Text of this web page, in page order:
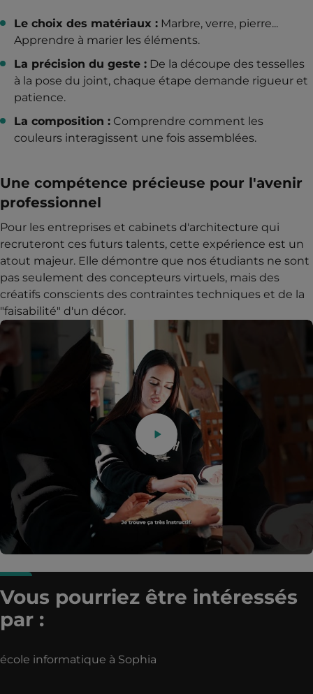
Le choix des matériaux : Marbre, verre, pierre...
Apprendre à marier les éléments.
La précision du geste : De la découpe des tesselles
à la pose du joint, chaque étape demande rigueur et
patience.
La composition : Comprendre comment les
couleurs interagissent une fois assemblées.
Une compétence précieuse pour l'avenir
professionnel
Pour les entreprises et cabinets d'architecture qui
recruteront ces futurs talents, cette expérience est un
atout majeur. Elle démontre que nos étudiants ne sont
pas seulement des concepteurs virtuels, mais des
créatifs conscients des contraintes techniques et de la
"faisabilité" d'un décor.
Vous pourriez être intéressés
par :
école informatique à Sophia